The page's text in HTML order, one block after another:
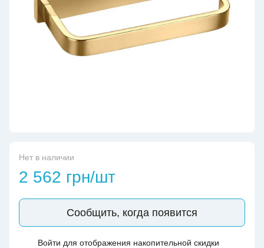
Нет в наличии
2 562 грн/шт
Сообщить, когда появится
Войти для отображения накопительной скидки